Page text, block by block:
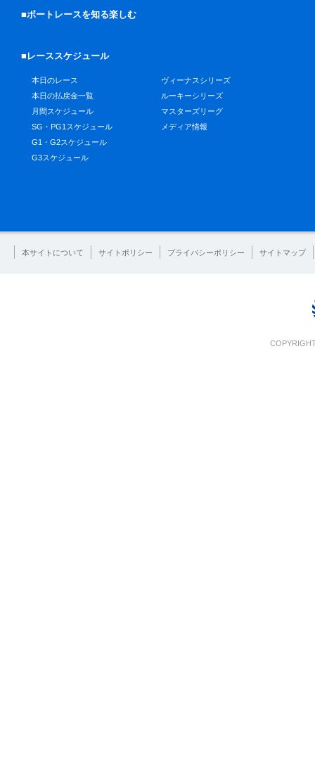
■ボートレースを知る楽しむ
■レーススケジュール
本日のレース
本日の払戻金一覧
月間スケジュール
SG・PG1スケジュール
G1・G2スケジュール
G3スケジュール
ヴィーナスシリーズ
ルーキーシリーズ
マスターズリーグ
メディア情報
本サイトについて サイトポリシー プライバシーポリシー サイトマップ